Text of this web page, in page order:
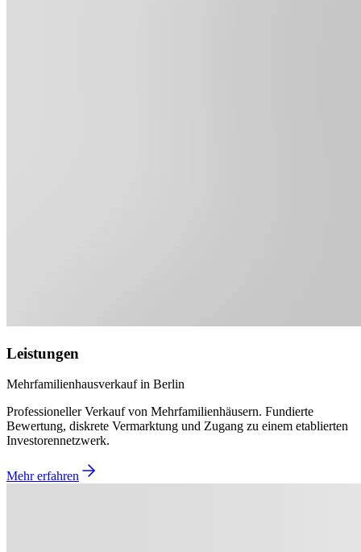
Leistungen
Mehrfamilienhausverkauf in Berlin
Professioneller Verkauf von Mehrfamilienhäusern. Fundierte
Bewertung, diskrete Vermarktung und Zugang zu einem etablierten
Investorennetzwerk.
Mehr erfahren